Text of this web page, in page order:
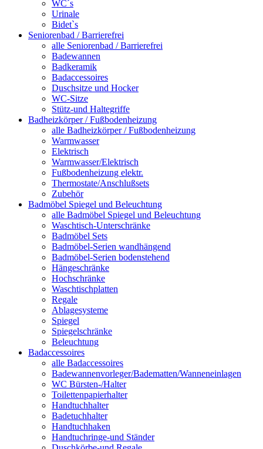
WC´s
Urinale
Bidet`s
Seniorenbad / Barrierefrei
alle Seniorenbad / Barrierefrei
Badewannen
Badkeramik
Badaccessoires
Duschsitze und Hocker
WC-Sitze
Stütz-und Haltegriffe
Badheizkörper / Fußbodenheizung
alle Badheizkörper / Fußbodenheizung
Warmwasser
Elektrisch
Warmwasser/Elektrisch
Fußbodenheizung elektr.
Thermostate/Anschlußsets
Zubehör
Badmöbel Spiegel und Beleuchtung
alle Badmöbel Spiegel und Beleuchtung
Waschtisch-Unterschränke
Badmöbel Sets
Badmöbel-Serien wandhängend
Badmöbel-Serien bodenstehend
Hängeschränke
Hochschränke
Waschtischplatten
Regale
Ablagesysteme
Spiegel
Spiegelschränke
Beleuchtung
Badaccessoires
alle Badaccessoires
Badewannenvorleger/Badematten/Wanneneinlagen
WC Bürsten-/Halter
Toilettenpapierhalter
Handtuchhalter
Badetuchhalter
Handtuchhaken
Handtuchringe-und Ständer